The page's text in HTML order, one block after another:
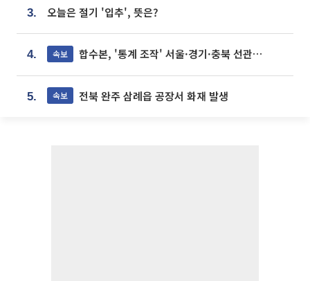
3. 오늘은 절기 '입추', 뜻은?
4. 속보 합수본, '통계 조작' 서울·경기·충북 선관위 등 추가 압수수색
5. 속보 전북 완주 삼례읍 공장서 화재 발생